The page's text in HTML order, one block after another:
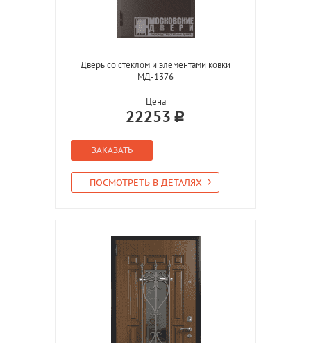
Дверь со стеклом и элементами ковки
МД-1376
Цена
22253
ЗАКАЗАТЬ
ПОСМОТРЕТЬ В ДЕТАЛЯХ